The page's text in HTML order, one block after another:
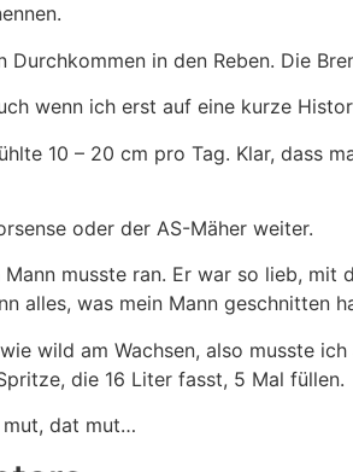
Durchkommen in den Reben. Die
wenn ich erst auf eine kurze
10 – 20 cm pro Tag. Klar, dass
oder der AS-Mäher weiter.
Mann musste ran. Er war so lieb,
alles, was mein Mann geschnitten
wild am Wachsen, also musste
die 16 Liter fasst, 5 Mal füllen.
mut, dat mut…